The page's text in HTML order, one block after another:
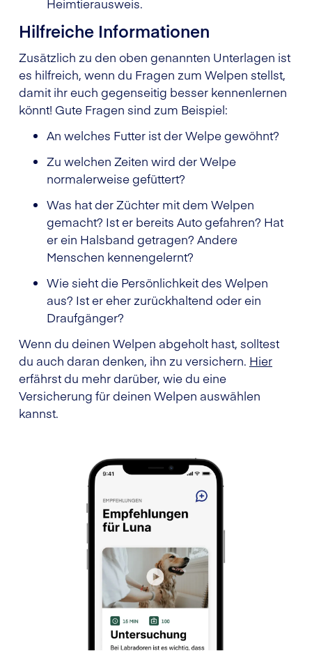
Heimtierausweis.
Hilfreiche Informationen
Zusätzlich zu den oben genannten Unterlagen ist
es hilfreich, wenn du Fragen zum Welpen stellst,
damit ihr euch gegenseitig besser kennenlernen
könnt! Gute Fragen sind zum Beispiel:
An welches Futter ist der Welpe gewöhnt?
Zu welchen Zeiten wird der Welpe
normalerweise gefüttert?
Was hat der Züchter mit dem Welpen
gemacht? Ist er bereits Auto gefahren? Hat
er ein Halsband getragen? Andere
Menschen kennengelernt?
Wie sieht die Persönlichkeit des Welpen
aus? Ist er eher zurückhaltend oder ein
Draufgänger?
Wenn du deinen Welpen abgeholt hast, solltest
du auch daran denken, ihn zu versichern. Hier
erfährst du mehr darüber, wie du eine
Versicherung für deinen Welpen auswählen
kannst.